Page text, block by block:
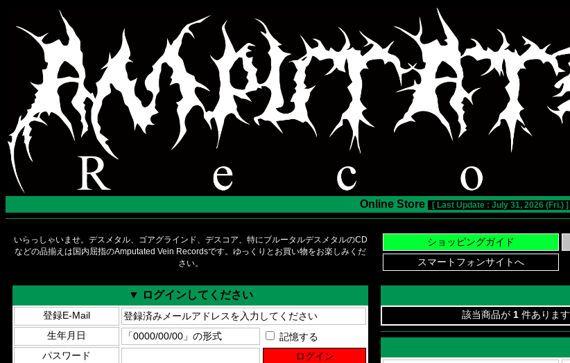
Online Store [ Last Update : July 31, 2026 (Fri.) ]
いらっしゃいませ。デスメタル、ゴアグラインド、デスコア、特にブルータルデスメタルのCD
などの品揃えは国内屈指のAmputated Vein Recordsです。ゆっくりとお買い物をお楽しみくだ
さい。
▼ ログインしてください
登録E-Mail
生年月日
記憶する
パスワード
該当商品が 1 件あります